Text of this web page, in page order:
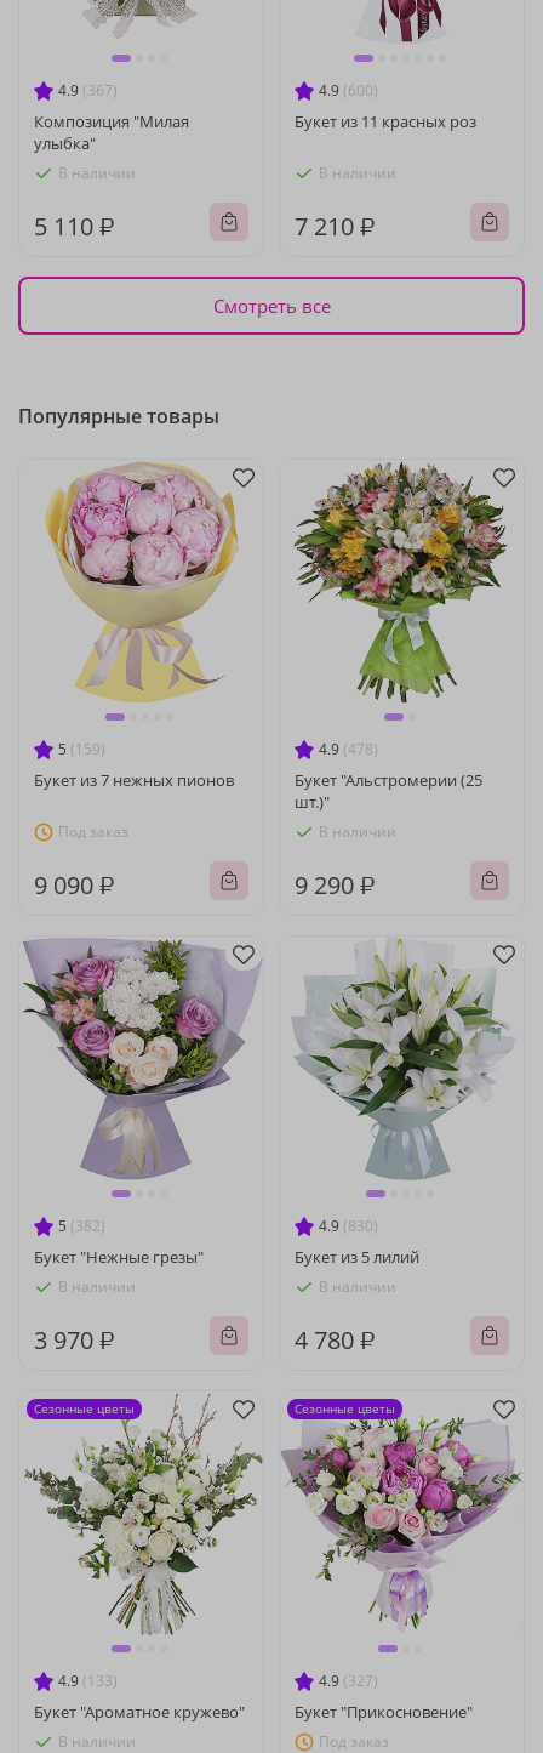
4.9 (367)
Композиция "Милая
улыбка"
В наличии
5 110 ₽
4.9 (600)
Букет из 11 красных роз
В наличии
7 210 ₽
Смотреть все
Популярные товары
5 (159)
Букет из 7 нежных пионов
Под заказ
9 090 ₽
4.9 (478)
Букет "Альстромерии (25
шт.)"
В наличии
9 290 ₽
5 (382)
Букет "Нежные грезы"
В наличии
3 970 ₽
4.9 (830)
Букет из 5 лилий
В наличии
4 780 ₽
4.9 (133)
Букет "Ароматное кружево"
В наличии
Сезонные цветы
4.9 (327)
Букет "Прикосновение"
Под заказ
Сезонные цветы